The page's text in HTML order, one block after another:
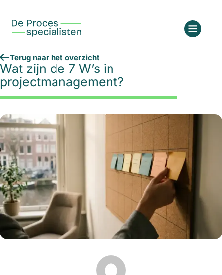
Terug naar het overzicht
Wat zijn de 7 W’s in
projectmanagement?